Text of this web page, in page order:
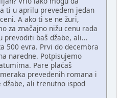
ti u aprilu prevedem jedan
A ako ti se ne žuri,
za značajno nižu cenu rada
prevoditi baš džabe, ali...
500 evra. Prvi do decembra
naredne. Potpisujemo
Pare plaćaš
prevedenih romana i
ali trenutno ispod